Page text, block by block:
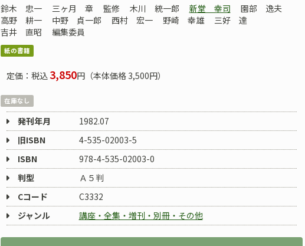
鈴木 忠一 三ヶ月 章 監修 木川 統一郎 新堂 幸司
園部 逸夫
高野 耕一
中野 貞一郎 西村 宏一 野崎 幸雄
三好 達
吉井 直昭
編集委員
紙の書籍
定価：税込 3,850円（本体価格 3,500円）
在庫なし
発刊年月
1982.07
旧ISBN
4-535-02003-5
ISBN
978-4-535-02003-0
判型
Ａ５判
Cコード
C3332
ジャンル
講座・全集・増刊・別冊・その他